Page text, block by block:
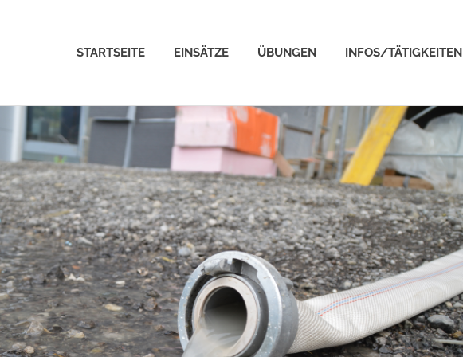
STARTSEITE EINSÄTZE ÜBUNGEN INFOS/TÄTIGKEITEN